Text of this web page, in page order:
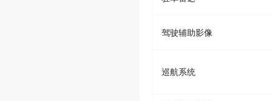
驾驶辅助影像
巡航系统